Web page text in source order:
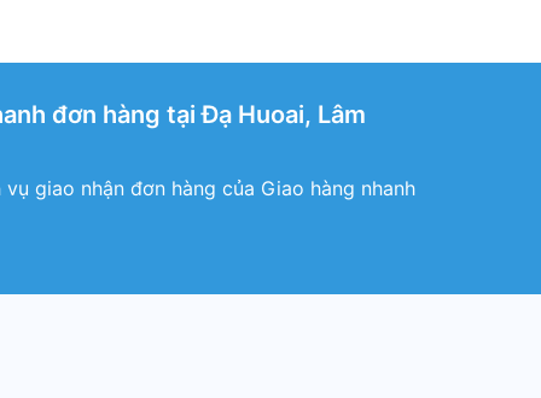
đơn hàng tại Đạ Huoai, Lâm
giao nhận đơn hàng của Giao hàng nhanh